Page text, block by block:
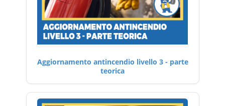
Aggiornamento antincendio livello 3 - parte
teorica